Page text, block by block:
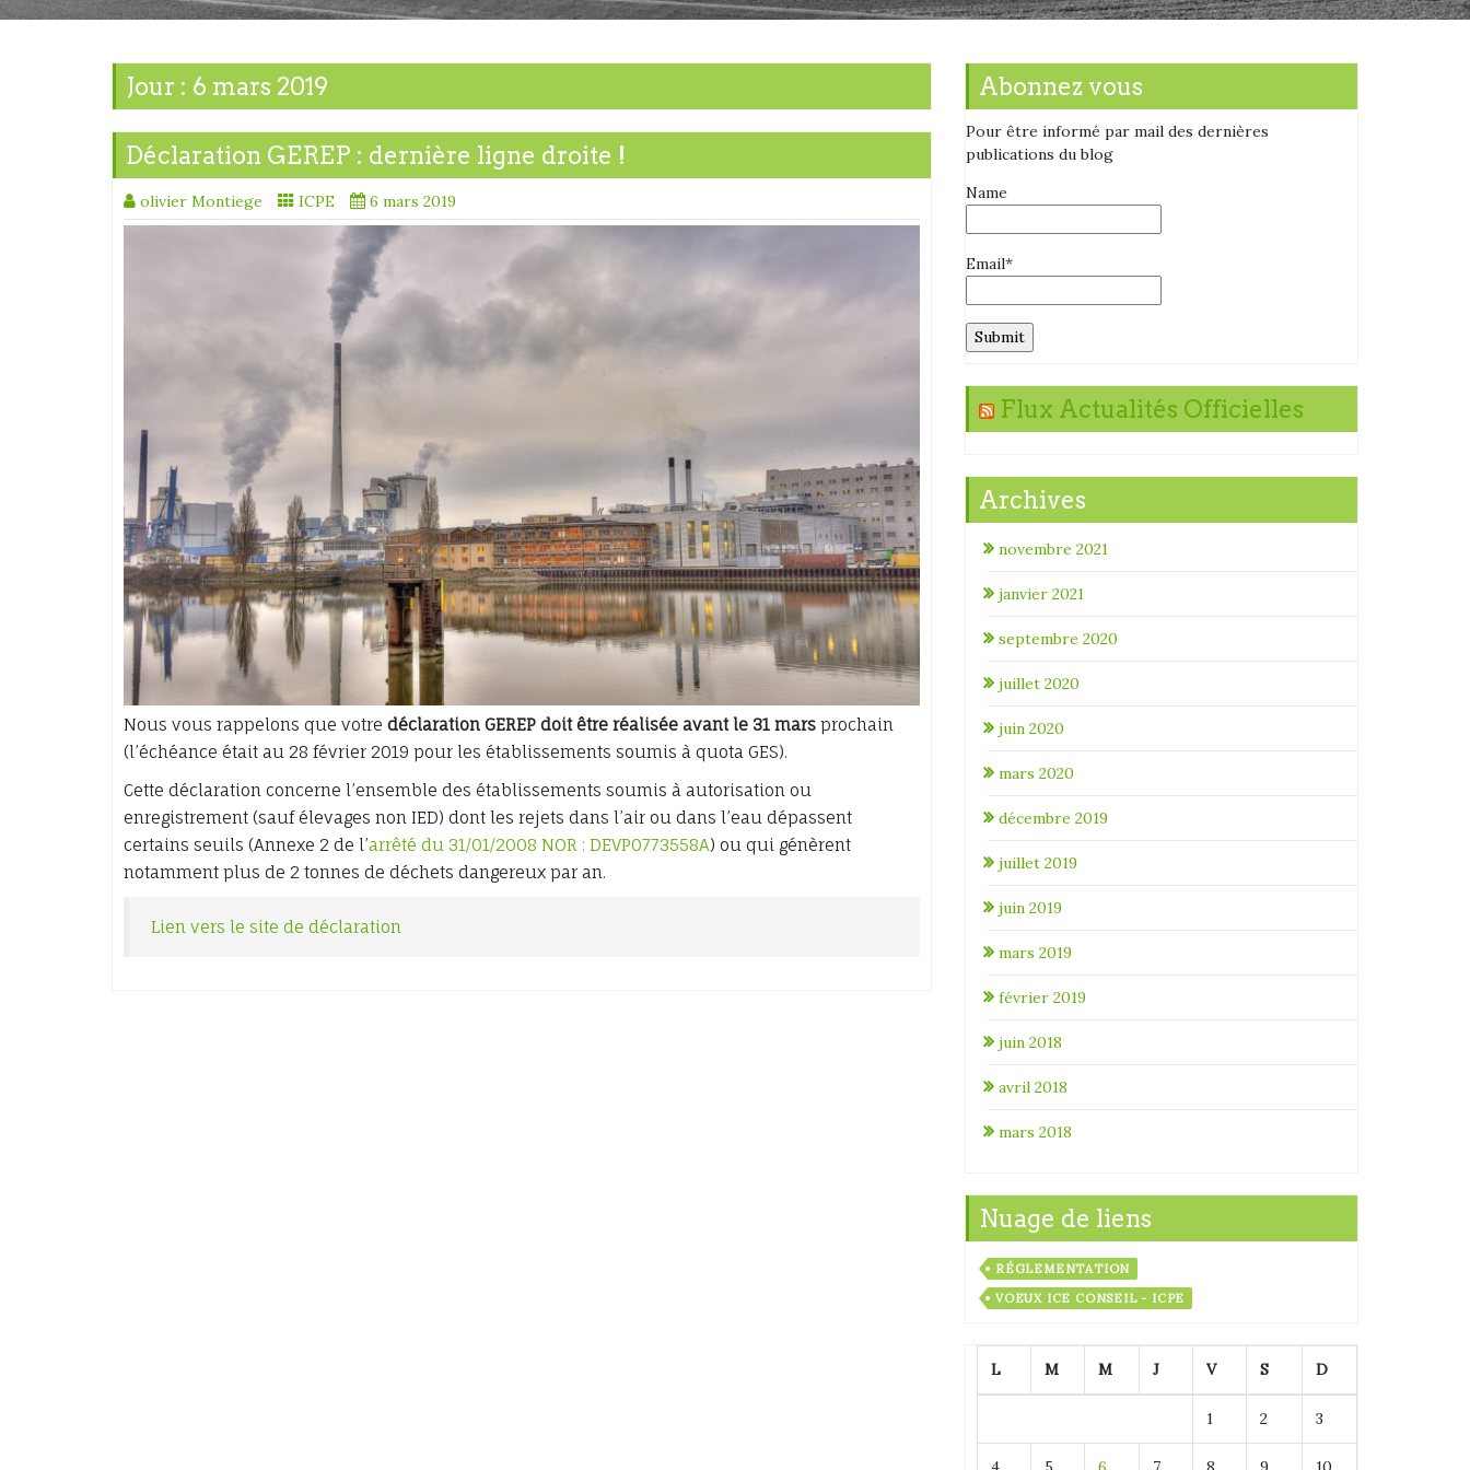
Jour : 6 mars 2019
Déclaration GEREP : dernière ligne droite !
olivier Montiege ICPE 6 mars 2019
Nous vous rappelons que votre déclaration GEREP doit être réalisée avant le 31 mars prochain
(l’échéance était au 28 février 2019 pour les établissements soumis à quota GES).
Cette déclaration concerne l’ensemble des établissements soumis à autorisation ou
enregistrement (sauf élevages non IED) dont les rejets dans l’air ou dans l’eau dépassent
certains seuils (Annexe 2 de l’arrêté du 31/01/2008 NOR : DEVP0773558A) ou qui génèrent
notamment plus de 2 tonnes de déchets dangereux par an.
Lien vers le site de déclaration
Abonnez vous
Pour être informé par mail des dernières
publications du blog
Name
Email*
Flux Actualités Officielles
Archives
novembre 2021
janvier 2021
septembre 2020
juillet 2020
juin 2020
mars 2020
décembre 2019
juillet 2019
juin 2019
mars 2019
février 2019
juin 2018
avril 2018
mars 2018
Nuage de liens
RÉGLEMENTATION
VOEUX ICE CONSEIL - ICPE
L M M J V S D
1 2 3